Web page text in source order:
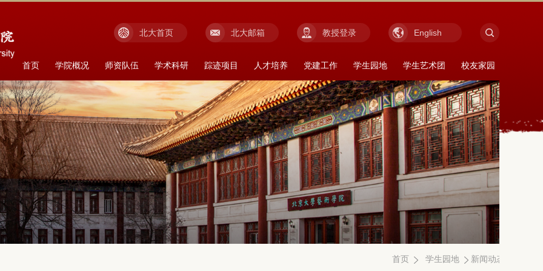
北大首页 北大邮箱 教授登录 English
首页 学院概况 师资队伍 学术科研 踪迹项目 人才培养 党建工作 学生园地 学生艺术团 校友家园
首页 学生园地 新闻动态